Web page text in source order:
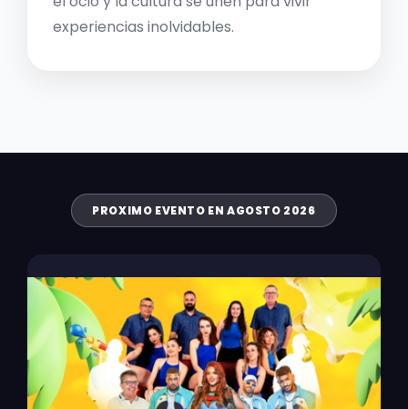
experiencias inolvidables.
PROXIMO EVENTO EN AGOSTO 2026